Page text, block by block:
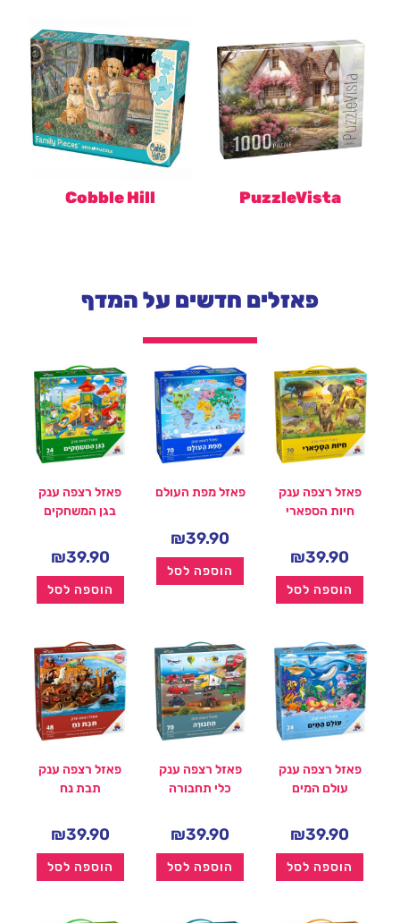
PuzzleVista
Cobble Hill
פאזלים חדשים על המדף
פאזל רצפה ענק
חיות הספארי
₪39.90
הוספה לסל
פאזל מפת העולם
₪39.90
הוספה לסל
פאזל רצפה ענק
בגן המשחקים
₪39.90
הוספה לסל
פאזל רצפה ענק
עולם המים
₪39.90
הוספה לסל
פאזל רצפה ענק
כלי תחבורה
₪39.90
הוספה לסל
פאזל רצפה ענק
תבת נח
₪39.90
הוספה לסל